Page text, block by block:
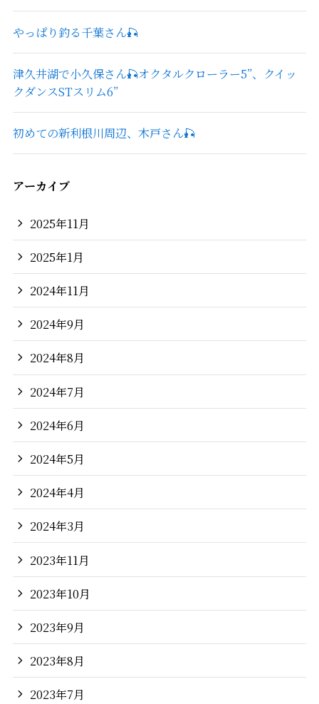
やっぱり釣る千葉さん🎣
津久井湖で小久保さん🎣オクタルクローラー5”、クイッ
クダンスSTスリム6”
初めての新利根川周辺、木戸さん🎣
アーカイブ
2025年11月
2025年1月
2024年11月
2024年9月
2024年8月
2024年7月
2024年6月
2024年5月
2024年4月
2024年3月
2023年11月
2023年10月
2023年9月
2023年8月
2023年7月